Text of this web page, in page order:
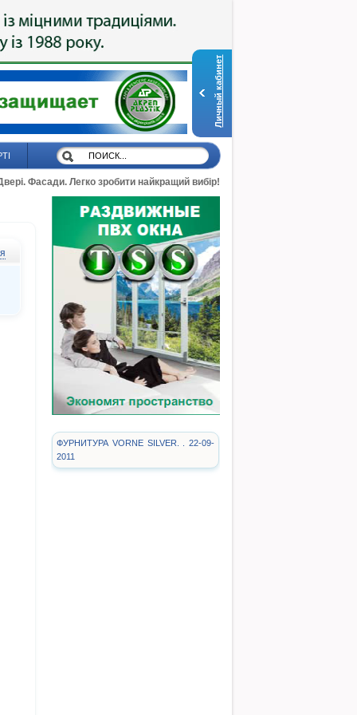
Личный кабинет
Фасади. Легко зробити найкращий вибір!
ФУРНИТУРА VORNE SILVER. . 22-09-
2011